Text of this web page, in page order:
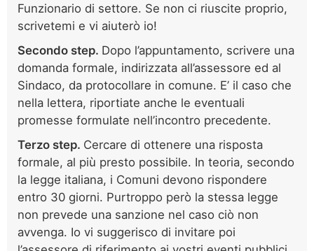
Funzionario di settore. Se non ci riuscite proprio,
scrivetemi e vi aiuterò io!
Secondo step. Dopo l’appuntamento, scrivere una
domanda formale, indirizzata all’assessore ed al
Sindaco, da protocollare in comune. E’ il caso che
nella lettera, riportiate anche le eventuali
promesse formulate nell’incontro precedente.
Terzo step. Cercare di ottenere una risposta
formale, al più presto possibile. In teoria, secondo
la legge italiana, i Comuni devono rispondere
entro 30 giorni. Purtroppo però la stessa legge
non prevede una sanzione nel caso ciò non
avvenga. Io vi suggerisco di invitare poi